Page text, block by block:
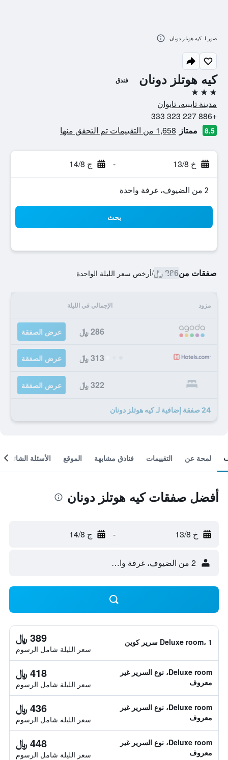
كيه هوتلز دونان فندق
3 نجوم
مدينة تايبيه، تايوان
+886 227 323 333
8.5 ممتاز 1,658 من التقييمات تم التحقق منها
خ 13/8 - ج 14/8
2 من الضيوف، غرفة واحدة
بحث
صفقات من286 ﷼ /أرخص سعر الليلة الواحدة
مزود الإجمالي في الليلة
286 ﷼ عرض الصفقة
313 ﷼ عرض الصفقة
322 ﷼ عرض الصفقة
24 صفقة إضافية لـ كيه هوتلز دونان
صور لـ كيه هوتلز دونان
لمحة عن التقييمات فنادق مشابهة الموقع الأسئلة الشائعة
أفضل صفقات كيه هوتلز دونان
خ 13/8 - ج 14/8
2 من الضيوف، غرفة واحدة
Deluxe room، 1 سرير كوين 389 ﷼
سعر الليلة شامل الرسوم
Deluxe room، نوع السرير غير
معروف
418 ﷼
سعر الليلة شامل الرسوم
Deluxe room، نوع السرير غير
معروف
436 ﷼
سعر الليلة شامل الرسوم
Deluxe room، نوع السرير غير
معروف
448 ﷼
سعر الليلة شامل الرسوم